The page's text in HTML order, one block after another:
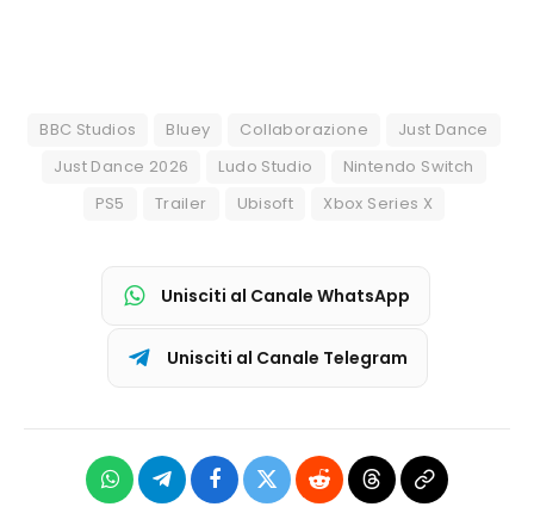
BBC Studios Bluey Collaborazione
Just Dance
Just Dance 2026
Ludo Studio
Nintendo Switch
PS5
Trailer Ubisoft Xbox Series X
Unisciti al Canale WhatsApp
Unisciti al Canale Telegram
WhatsAppTelegramFacebook
X
RedditThreadsCopia